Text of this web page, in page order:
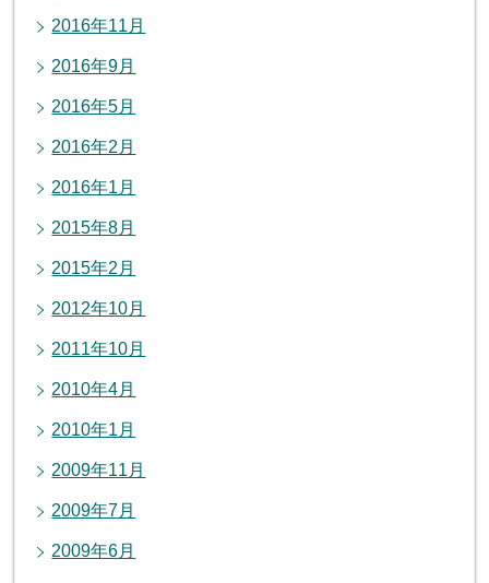
2016年11月
2016年9月
2016年5月
2016年2月
2016年1月
2015年8月
2015年2月
2012年10月
2011年10月
2010年4月
2010年1月
2009年11月
2009年7月
2009年6月